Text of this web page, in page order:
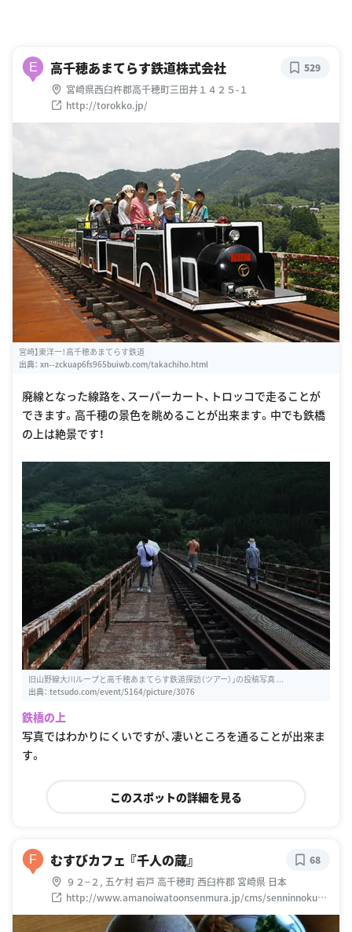
E 高千穂あまてらす鉄道株式会社
宮崎県西臼杵郡高千穂町三田井１４２５-１
http://torokko.jp/
529
宮崎】東洋一！高千穂あまてらす鉄道
出典： xn--zckuap6fs965buiwb.com/takachiho.html
廃線となった線路を、スーパーカート、トロッコで走ることが
できます。高千穂の景色を眺めることが出来ます。中でも鉄橋
の上は絶景です！
旧山野線大川ループと高千穂あまてらす鉄道探訪（ツアー）」の投稿写真 ...
出典： tetsudo.com/event/5164/picture/3076
鉄橋の上
写真ではわかりにくいですが、凄いところを通ることが出来ま
す。
このスポットの詳細を見る
F むすびカフェ 『千人の蔵』
９２−２, 五ケ村 岩戸 高千穂町 西臼杵郡 宮崎県 日本
http://www.amanoiwatoonsenmura.jp/cms/senninnokura
/
68